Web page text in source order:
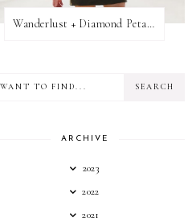
Wanderlust + Diamond Petal Giveaway
ARCHIVE
2023
2022
2021